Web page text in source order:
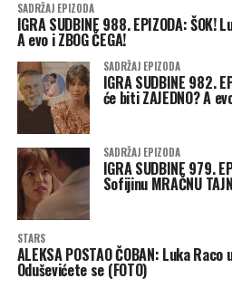
SADRŽAJ EPIZODA
IGRA SUDBINE 988. EPIZODA: ŠOK!
A evo i ZBOG ČEGA!
SADRŽAJ EPIZODA
IGRA SUDBINE 982.
će biti ZAJEDNO? A
SADRŽAJ EPIZODA
IGRA SUDBINE 979.
Sofijinu MRAČNU
STARS
ALEKSA POSTAO ČOBAN: Luka
Oduševićete se (FOTO)